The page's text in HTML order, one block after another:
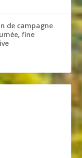
de campagne
fine